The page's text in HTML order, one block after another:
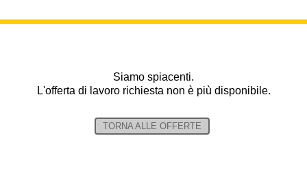
Siamo spiacenti.
L'offerta di lavoro richiesta non è più disponibile.
TORNA ALLE OFFERTE